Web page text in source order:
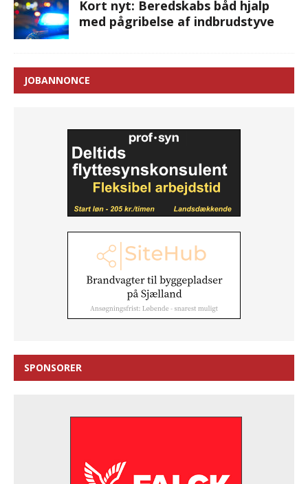
Kort nyt: Beredskabs båd hjalp
med pågribelse af indbrudstyve
JOBANNONCE
SPONSORER